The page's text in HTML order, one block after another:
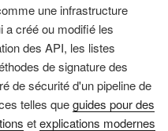
une infrastructure
a créé ou modifié les
des API, les listes
de signature des
de sécurité d'un pipeline de
telles queguides pour des
etexplications modernes